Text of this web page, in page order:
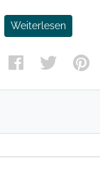
Weiterlesen